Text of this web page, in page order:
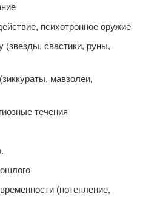
психотронное оружие
(звезды, свастики, руны,
мавзолеи,
течения
(потепление,